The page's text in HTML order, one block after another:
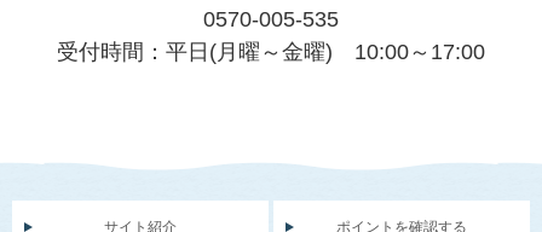
0570-005-535
受付時間：平日(月曜～金曜) 10:00～17:00
サイト紹介 ポイントを確認する